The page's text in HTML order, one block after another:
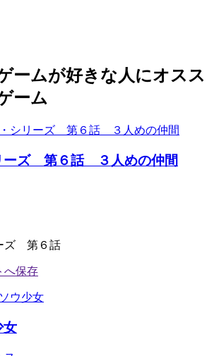
ームが好きな人にオスス
ーム
ーズ 第６話 ３人めの仲間
ズ 第６話
女